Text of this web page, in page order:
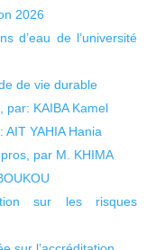
2026
d’eau de l’université
de vie durable
par: KAIBA Kamel
YAHIA Hania
par M. KHIMA
sur les risques